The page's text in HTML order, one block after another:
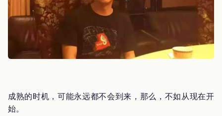
成熟的时机，可能永远都不会到来，那么，不如从现在开
始。